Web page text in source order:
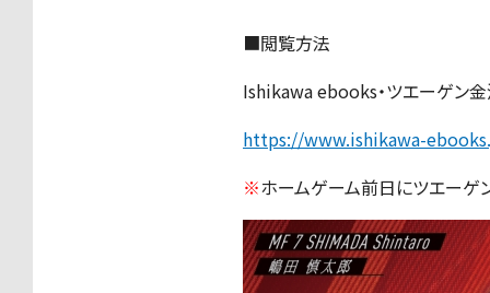
■閲覧方法
Ishikawa ebooks・ツエーゲン金
https://www.ishikawa-
※ホームゲーム前日にツエーゲ